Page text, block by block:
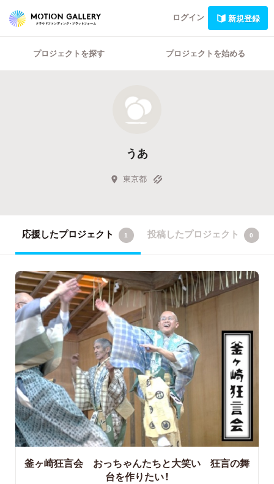
ログイン 新規登録
プロジェクトを探す プロジェクトを始める
うあ
東京都
応援したプロジェクト 1 投稿したプロジェクト 0
釜ヶ崎狂言会 おっちゃんたちと大笑い 狂言の舞
台を作りたい！